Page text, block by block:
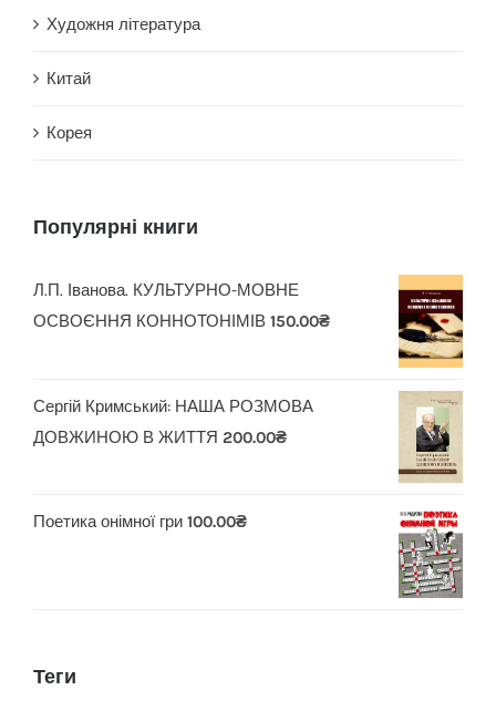
Художня література
Китай
Корея
Популярні книги
Л.П. Іванова. КУЛЬТУРНО-МОВНЕ
ОСВОЄННЯ КОННОТОНІМІВ 150.00₴
Сергій Кримський: НАША РОЗМОВА
ДОВЖИНОЮ В ЖИТТЯ 200.00₴
Поетика онімної гри 100.00₴
Теги